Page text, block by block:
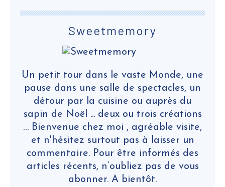
Sweetmemory
Un petit tour dans le vaste Monde, une
pause dans une salle de spectacles, un
détour par la cuisine ou auprès du
sapin de Noël ... deux ou trois créations
… Bienvenue chez moi , agréable visite,
et n'hésitez surtout pas à laisser un
commentaire. Pour être informés des
articles récents, n’oubliez pas de vous
abonner. A bientôt.